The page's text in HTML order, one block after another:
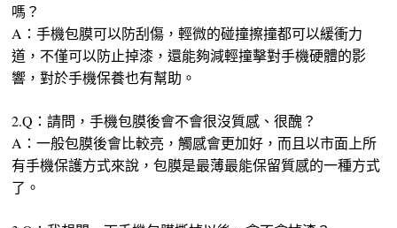
嗎？
A：手機包膜可以防刮傷，輕微的碰撞擦撞都可以緩衝力
道，不僅可以防止掉漆，還能夠減輕撞擊對手機硬體的影
響，對於手機保養也有幫助。
2.Q：請問，手機包膜後會不會很沒質感、很醜？
A：一般包膜後會比較亮，觸感會更加好，而且以市面上所
有手機保護方式來說，包膜是最薄最能保留質感的一種方式
了。